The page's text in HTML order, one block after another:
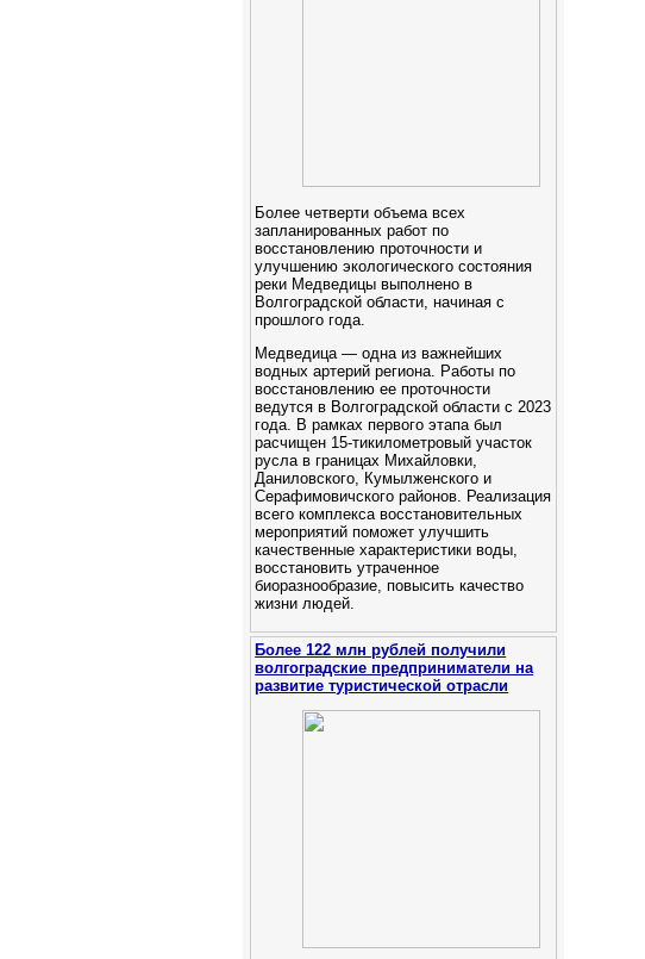
Более четверти объема всех
запланированных работ по
восстановлению проточности и
улучшению экологического состояния
реки Медведицы выполнено в
Волгоградской области, начиная с
прошлого года.
Медведица — одна из важнейших
водных артерий региона. Работы по
восстановлению ее проточности
ведутся в Волгоградской области с 2023
года. В рамках первого этапа был
расчищен 15-тикилометровый участок
русла в границах Михайловки,
Даниловского, Кумылженского и
Серафимовичского районов. Реализация
всего комплекса восстановительных
мероприятий поможет улучшить
качественные характеристики воды,
восстановить утраченное
биоразнообразие, повысить качество
жизни людей.
Более 122 млн рублей получили
волгоградские предприниматели на
развитие туристической отрасли